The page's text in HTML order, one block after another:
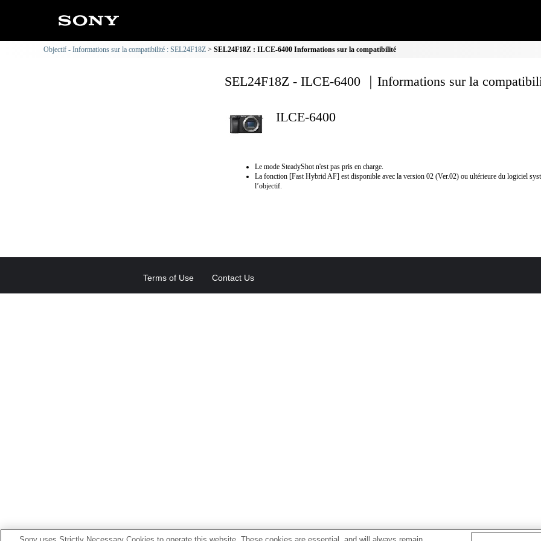
Objectif - Informations sur la compatibilité : SEL24F18Z SEL24F18Z : ILCE-6400 Informations sur la compatibilité
SEL24F18Z - ILCE-6400 ｜Informations sur la
ILCE-6400
Le mode SteadyShot n'est pas pris en charge.
La fonction [Fast Hybrid AF] est disponible avec la version 02 (Ver.02) ou ultérieure du logiciel
l’objectif.
Terms of Use Contact Us